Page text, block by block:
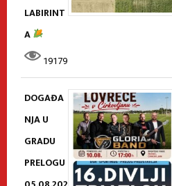
LABIRINT
A
19179
DOGAĐA
NJA U
GRADU
PRELOGU